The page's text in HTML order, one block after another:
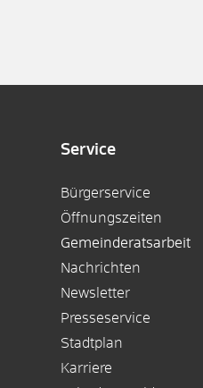
Service
Bürgerservice
Öffnungszeiten
Gemeinderatsarbeit
Nachrichten
Newsletter
Presseservice
Stadtplan
Karriere